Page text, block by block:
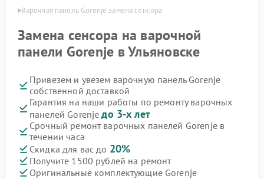
Варочная панель Gorenje замена сенсора
Замена сенсора на варочной
панели Gorenje в Ульяновске
Привезем и увезем варочную панель Gorenje
собственной доставкой
Гарантия на наши работы по ремонту варочных
панелей Gorenjeдо 3-х лет
Срочный ремонт варочных панелей Gorenje в
течении часа
Скидка для вас до 20%
Получите 1500 рублей на ремонт
Оригинальные комплектующие Gorenje